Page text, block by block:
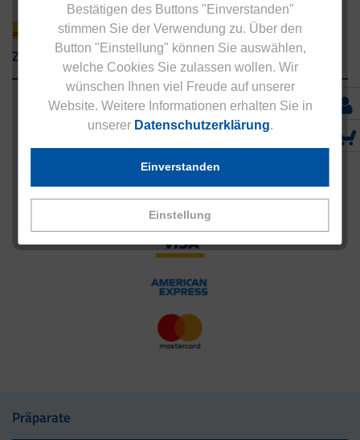
Bestätigen des Buttons "Einverstanden"
stimmen Sie der Verwendung zu. Über den
Button "Einstellung" können Sie auswählen,
welche Cookies Sie zulassen wollen. Wir
wünschen Ihnen viel Freude auf unserer
Website. Weitere Informationen erhalten Sie in
unserer Datenschutzerklärung.
Einstellung
Einverstanden
Zahlungsarten
Präparate